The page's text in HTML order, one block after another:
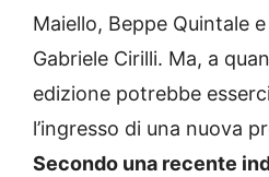
Maiello, Beppe Quintale
Gabriele Cirilli. Ma, a
edizione potrebbe
l’ingresso di una nuova
Secondo una recente